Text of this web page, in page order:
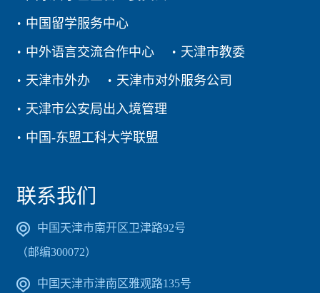
中国留学服务中心
中外语言交流合作中心
天津市教委
天津市外办
天津市对外服务公司
天津市公安局出入境管理
中国-东盟工科大学联盟
联系我们
中国天津市南开区卫津路92号
（邮编300072）
中国天津市津南区雅观路135号